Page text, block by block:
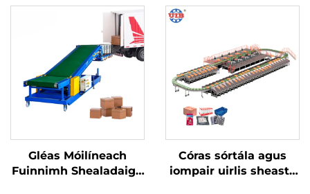
Cruthaithe Cartún
Gléas Móilíneach
Fuinnimh Shealadaigh
Córas sórtála agus
iompair uirlis sheasta